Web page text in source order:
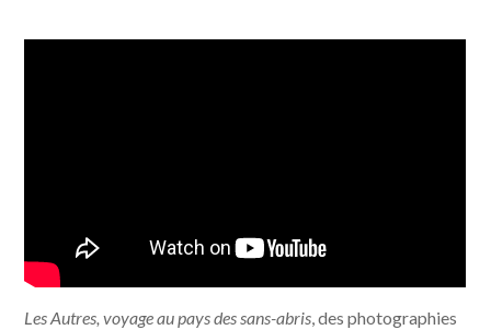
Les Autres, voyage au pays des sans-abris, des photographies